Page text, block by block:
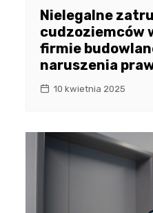
Nielegalne
cudzoziemców
firmie
naruszenia
10 kwietnia 2025